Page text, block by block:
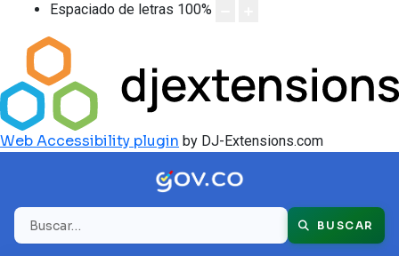
Espaciado de letras 100%
Web Accessibility plugin by DJ-Extensions.com
Buscar BUSCAR